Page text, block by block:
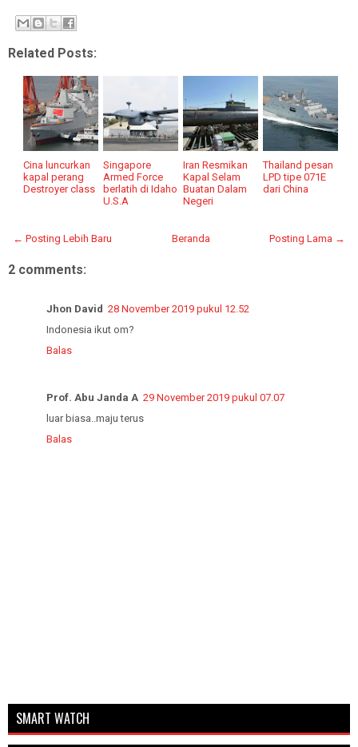
Related Posts:
Cina luncurkan
kapal perang
Destroyer class
Singapore
Armed Force
berlatih di Idaho
U.S.A
Iran Resmikan
Kapal Selam
Buatan Dalam
Negeri
Thailand pesan
LPD tipe 071E
dari China
← Posting Lebih Baru Posting Lama →
Beranda
2 comments:
Jhon David 28 November 2019 pukul 12.52
Indonesia ikut om?
Balas
Prof. Abu Janda A 29 November 2019 pukul 07.07
luar biasa..maju terus
Balas
SMART WATCH